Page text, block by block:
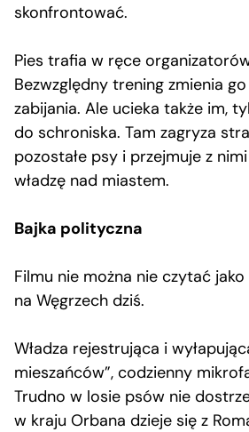
skonfrontować.
Pies trafia w ręce
Bezwzględny trening zmienia
zabijania. Ale ucieka także im,
do schroniska. Tam zagryza
pozostałe psy i przejmuje z
władzę nad miastem.
Bajka polityczna
Filmu nie można nie czytać
na Węgrzech dziś.
Władza rejestrująca i
mieszańców”, codzienny
Trudno w losie psów nie
w kraju Orbana dzieje się z